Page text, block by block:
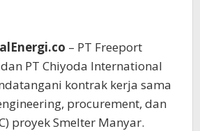
– PT Freeport
PT Chiyoda International
kontrak kerja sama
procurement, dan
proyek Smelter Manyar.